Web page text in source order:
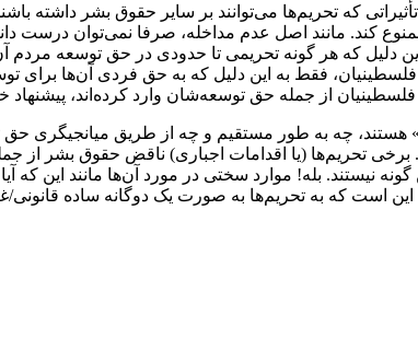
که تحریم‌ها می‌توانند بر سایر حقوق بشر داشته
کند. مانند اصل عدم مداخله، صرفا نمی‌توان درست
دلیل که هر گونه تحریمی تا حدودی در حق توسعه مردم
فقط به این دلیل که به حق فردی آن‌ها
فلسطینیان از جمله حق توسعه‌شان وارد کرده‌اند،
چه به ‌طور مستقیم و چه از طریق میانجیگری حق
تحریم‌ها (یا اقدامات اجباری) ناقض حقوق بشر از
نیستند. بله! موارد سختی در مورد آن‌ها مانند این که
است که به تحریم‌ها به صورت یک دوگانه‌ ساده قانونی/